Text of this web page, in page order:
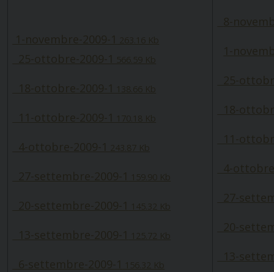
1-novembre-2009-1 263.16 Kb
25-ottobre-2009-1 566.59 Kb
18-ottobre-2009-1 138.66 Kb
11-ottobre-2009-1 170.18 Kb
4-ottobre-2009-1 243.87 Kb
27-settembre-2009-1 159.90 Kb
20-settembre-2009-1 145.32 Kb
13-settembre-2009-1 125.72 Kb
6-settembre-2009-1 156.32 Kb
8-
1-
25-
18-
11-
4-
27-
20-
13-